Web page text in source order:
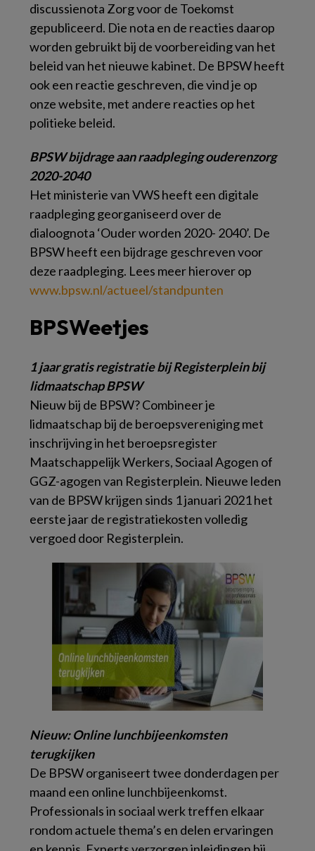
discussienota Zorg voor de Toekomst
gepubliceerd. Die nota en de reacties daarop
worden gebruikt bij de voorbereiding van het
beleid van het nieuwe kabinet. De BPSW heeft
ook een reactie geschreven, die vind je op
onze website, met andere reacties op het
politieke beleid.
BPSW bijdrage aan raadpleging ouderenzorg
2020-2040
Het ministerie van VWS heeft een digitale
raadpleging georganiseerd over de
dialoognota ‘Ouder worden 2020- 2040’. De
BPSW heeft een bijdrage geschreven voor
deze raadpleging. Lees meer hierover op
www.bpsw.nl/actueel/standpunten
BPSWeetjes
1 jaar gratis registratie bij Registerplein bij
lidmaatschap BPSW
Nieuw bij de BPSW? Combineer je
lidmaatschap bij de beroepsvereniging met
inschrijving in het beroepsregister
Maatschappelijk Werkers, Sociaal Agogen of
GGZ-agogen van Registerplein. Nieuwe leden
van de BPSW krijgen sinds 1 januari 2021 het
eerste jaar de registratiekosten volledig
vergoed door Registerplein.
Nieuw: Online lunchbijeenkomsten
terugkijken
De BPSW organiseert twee donderdagen per
maand een online lunchbijeenkomst.
Professionals in sociaal werk treffen elkaar
rondom actuele thema’s en delen ervaringen